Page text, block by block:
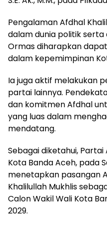
Pengalaman Afdhal
dalam dunia politik
Ormas diharapkan
dalam kepemimpinan
Ia juga aktif melakukan
partai lainnya.
dan komitmen Afdhal
yang luas dalam
mendatang.
Sebagai diketahui,
Kota Banda Aceh, pada
menetapkan pasangan
Khalilullah Mukhlis
Calon Wakil Wali Kota
2029.